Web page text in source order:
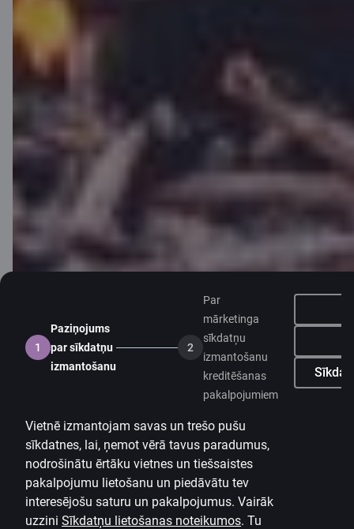
1
Paziņojums
par sīkdatņu
izmantošanu
2
Par
mārketinga
sīkdatņu
izmantošanu
kreditēšanas
pakalpojumiem
Vietnē izmantojam savas un trešo pušu
sīkdatnes, lai, ņemot vērā tavus paradumus,
nodrošinātu ērtāku vietnes un tiešsaistes
pakalpojumu lietošanu un piedāvātu tev
interesējošu saturu un pakalpojumus. Vairāk
uzzini Sīkdatņu lietošanas noteikumos. Tu
Mediju telpa
Citadeles blogs
Personas datu apstrāde un aizsardzība
Noderīgi
Cenrādis uzņēmumiem
Valūtas kalkulators
Piekļūstamība
Lapas karte
Developers Portal
(PSD2)
citadele.lt citadele.ee